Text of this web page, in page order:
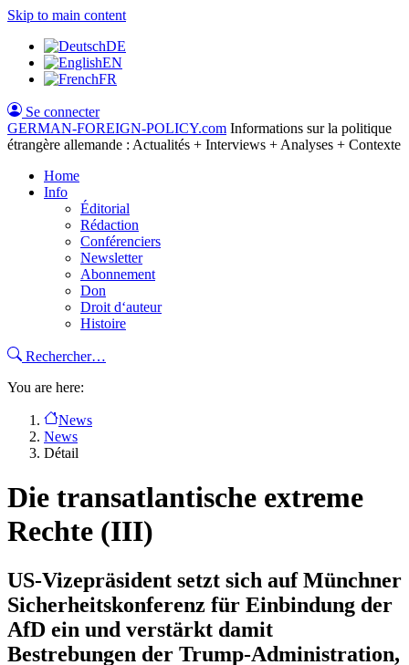
Skip to main content
DE
EN
FR
Se connecter
GERMAN-FOREIGN-POLICY.com Informations sur la politique
étrangère allemande : Actualités + Interviews + Analyses + Contexte
Home
Info
Éditorial
Rédaction
Conférenciers
Newsletter
Abonnement
Don
Droit d‘auteur
Histoire
Rechercher…
You are here:
News
News
Détail
Die transatlantische extreme
Rechte (III)
US-Vizepräsident setzt sich auf Münchner
Sicherheitskonferenz für Einbindung der
AfD ein und verstärkt damit
Bestrebungen der Trump-Administration,